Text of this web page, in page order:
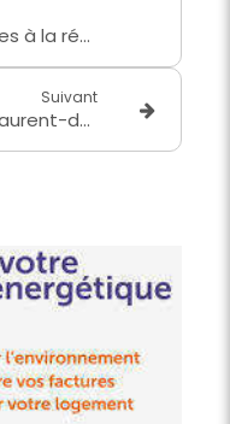
Quelles sont les aides à la rénovation et comment les toucher ?
Suivant
Poêle à granulés à Saint-Laurent-de-Mure